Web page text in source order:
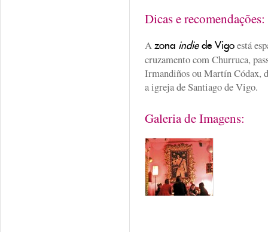
Dicas e
Azona indiede Vigoestá
cruzamento com Churruca,
Irmandiños ou Martín Códax,
a igreja de Santiago de Vigo.
Galeria de Imagens: